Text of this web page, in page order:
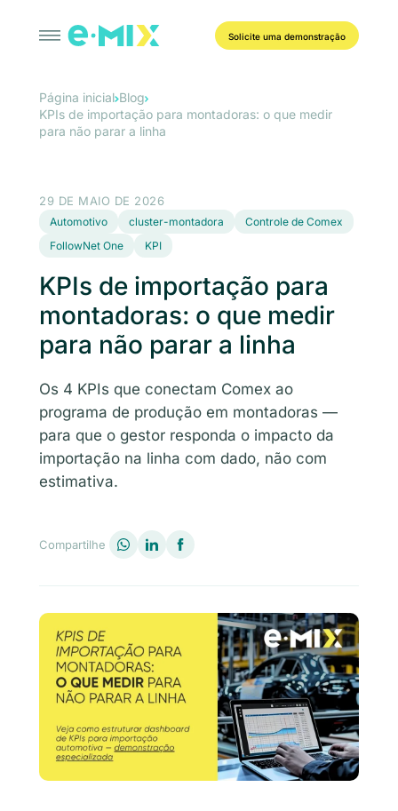
Solicite uma demonstração
Página inicial Blog
KPIs de importação para montadoras: o que medir
para não parar a linha
29 DE MAIO DE 2026
Automotivo cluster-montadora
Controle de Comex
FollowNet One
KPI
KPIs de importação para
montadoras: o que medir
para não parar a linha
Os 4 KPIs que conectam Comex ao
programa de produção em montadoras —
para que o gestor responda o impacto da
importação na linha com dado, não com
estimativa.
Compartilhe